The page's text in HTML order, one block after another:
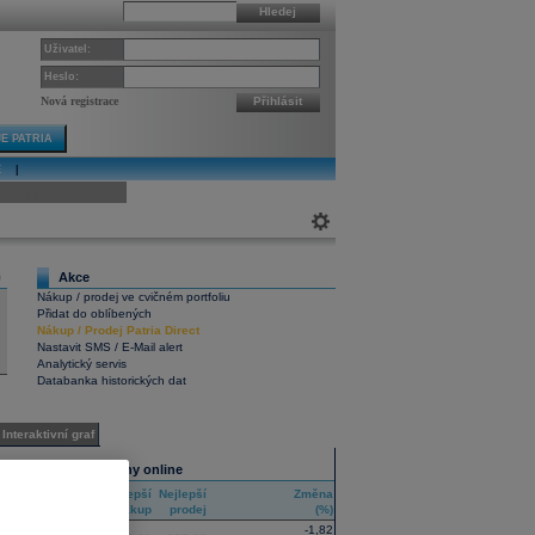
Hledej
Uživatel:
Heslo:
Nová registrace Přihlásit
PATRIA
Akce
Nákup / prodej ve cvičném portfoliu
Přidat do oblíbených
Nákup/ Prodej Patria Direct
Nastavit SMS / E-Mail alert
Analytický servis
Databanka historických dat
Interaktivní graf
Všechny trhy online
Nejlepší
nákup
Nejlepší
prodej
Změna
(%)
-1,82